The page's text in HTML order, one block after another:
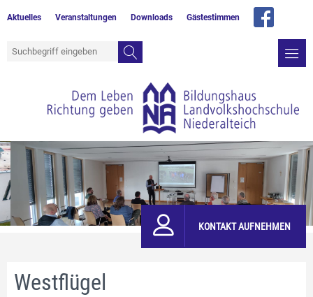
Aktuelles Veranstaltungen Downloads Gästestimmen
KONTAKT AUFNEHMEN
Westflügel